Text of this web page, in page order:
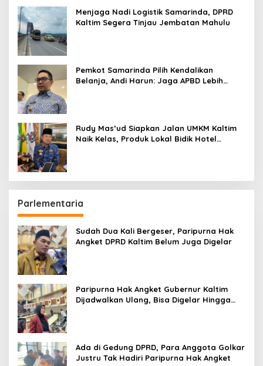
Menjaga Nadi Logistik Samarinda, DPRD
Kaltim Segera Tinjau Jembatan Mahulu
Pemkot Samarinda Pilih Kendalikan
Belanja, Andi Harun: Jaga APBD Lebih
Rudy Mas’ud Siapkan Jalan UMKM Kaltim
Naik Kelas, Produk Lokal Bidik Hotel
Parlementaria
Sudah Dua Kali Bergeser, Paripurna Hak
Angket DPRD Kaltim Belum Juga Digelar
Paripurna Hak Angket Gubernur Kaltim
Dijadwalkan Ulang, Bisa Digelar Hingga
Ada di Gedung DPRD, Para Anggota Golkar
Justru Tak Hadiri Paripurna Hak Angket